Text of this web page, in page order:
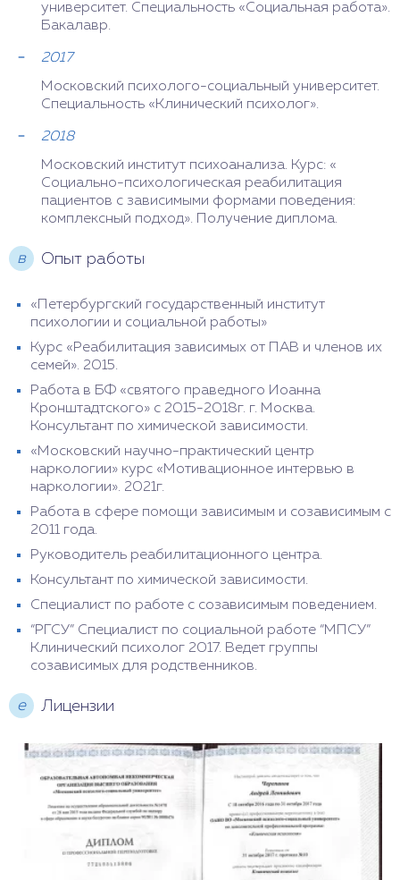
университет. Специальность «Социальная работа».
Бакалавр.
2017
Московский психолого-социальный университет.
Специальность «Клинический психолог».
2018
Московский институт психоанализа. Курс: «
Социально-психологическая реабилитация
пациентов с зависимыми формами поведения:
комплексный подход». Получение диплома.
в Опыт работы
«Петербургский государственный институт
психологии и социальной работы»
Курс «Реабилитация зависимых от ПАВ и членов их
семей». 2015.
Работа в БФ «святого праведного Иоанна
Кронштадтского» с 2015-2018г. г. Москва.
Консультант по химической зависимости.
«Московский научно-практический центр
наркологии» курс «Мотивационное интервью в
наркологии». 2021г.
Работа в сфере помощи зависимым и созависимым с
2011 года.
Руководитель реабилитационного центра.
Консультант по химической зависимости.
Специалист по работе с созависимым поведением.
“РГСУ” Специалист по социальной работе “МПСУ”
Клинический психолог 2017. Ведет группы
созависимых для родственников.
е Лицензии